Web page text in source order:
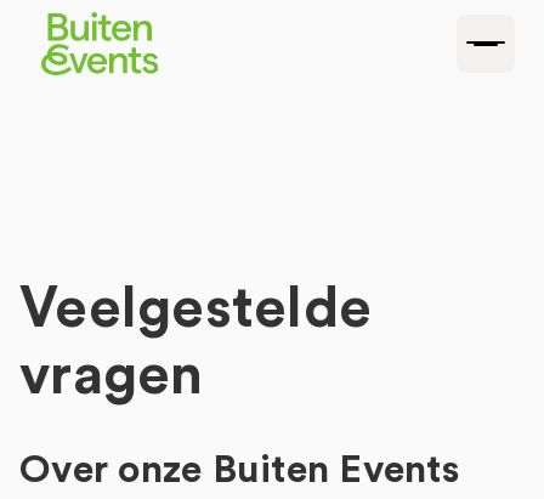
Veelgestelde
vragen
Over onze Buiten Events